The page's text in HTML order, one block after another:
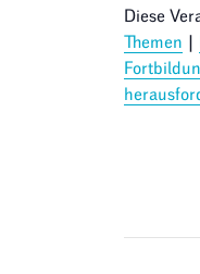
Diese
Themen |